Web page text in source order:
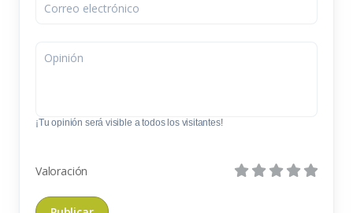
¡Tu opinión será visible a todos los visitantes!
Valoración